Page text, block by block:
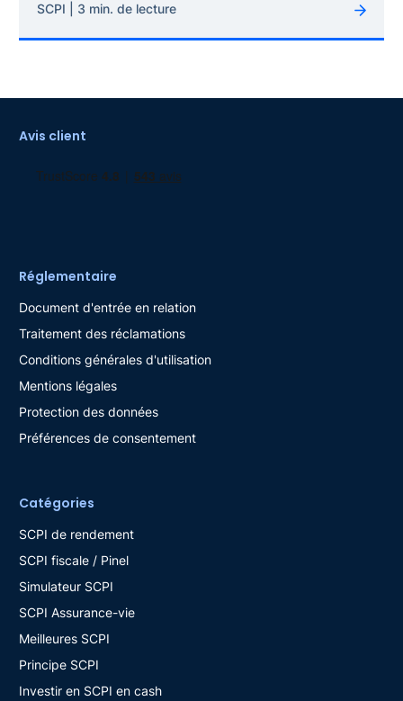
SCPI | 3 min. de lecture
Avis client
Réglementaire
Document d'entrée en relation
Traitement des réclamations
Conditions générales d'utilisation
Mentions légales
Protection des données
Préférences de consentement
Catégories
SCPI de rendement
SCPI fiscale / Pinel
Simulateur SCPI
SCPI Assurance-vie
Meilleures SCPI
Principe SCPI
Investir en SCPI en cash